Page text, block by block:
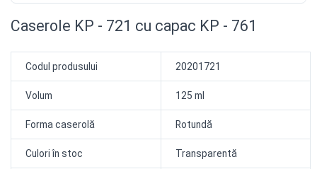
Caserole KP - 721 cu capac KP - 761
Codul produsului 20201721
Volum 125 ml
Forma caserolă Rotundă
Culori în stoc Transparentă